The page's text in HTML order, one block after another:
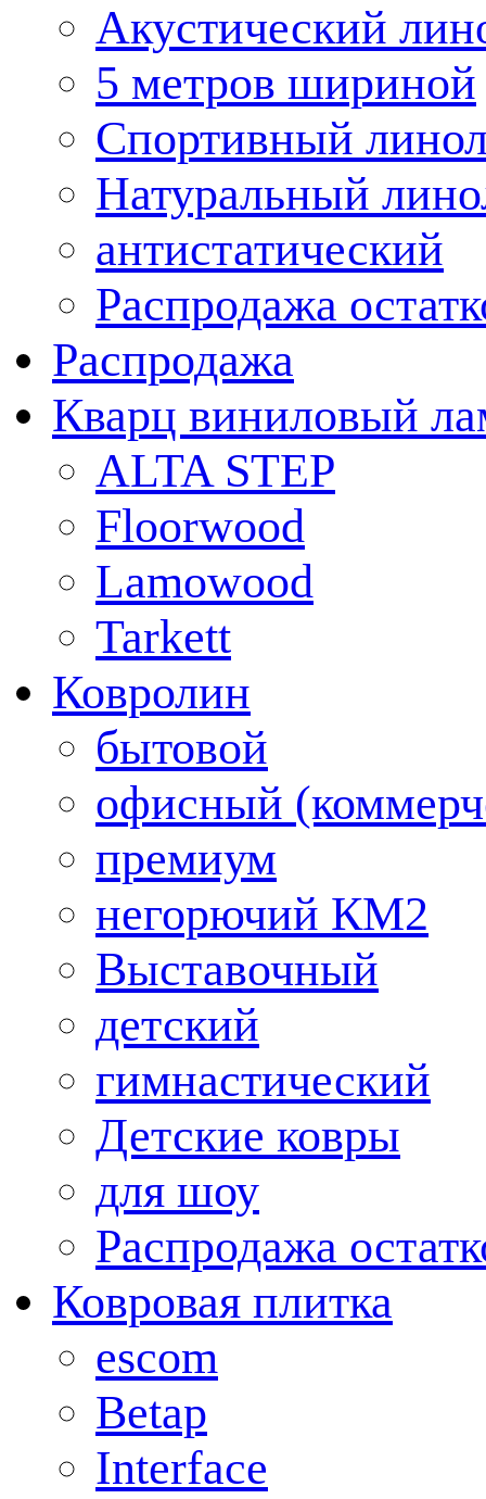
Акустический
5 метров шириной
Спортивный
Натуральный
антистатический
Распродажа
Распродажа
Кварц виниловый
ALTA STEP
Floorwood
Lamowood
Tarkett
Ковролин
бытовой
офисный
премиум
негорючий КМ2
Выставочный
детский
гимнастический
Детские ковры
для шоу
Распродажа
Ковровая плитка
escom
Betap
Interface